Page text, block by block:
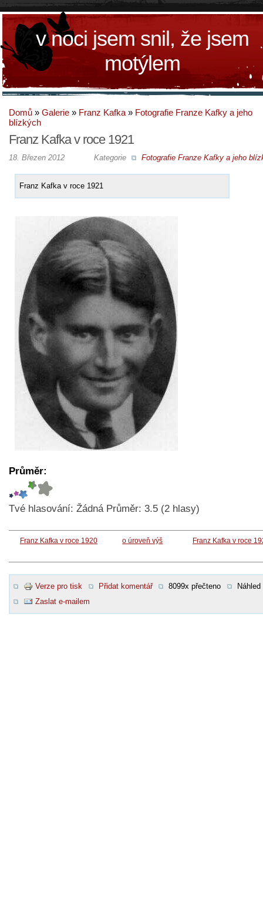
v noci jsem snil, že jsem
motýlem
Domů » Galerie » Franz Kafka » Fotografie Franze Kafky a jeho
blízkých
Franz Kafka v roce 1921
Kategorie Fotografie Franze Kafky a jeho
18. Březen 2012
Franz Kafka v roce 1921
Průměr:
Tvé hlasování: Žádná Průměr: 3.5 (2 hlasy)
Franz Kafka v roce 1920 o úroveň výš Franz Kafka v roce
Verze pro tisk Přidat komentář 8099x přečteno
Náhled
Zaslat e-mailem